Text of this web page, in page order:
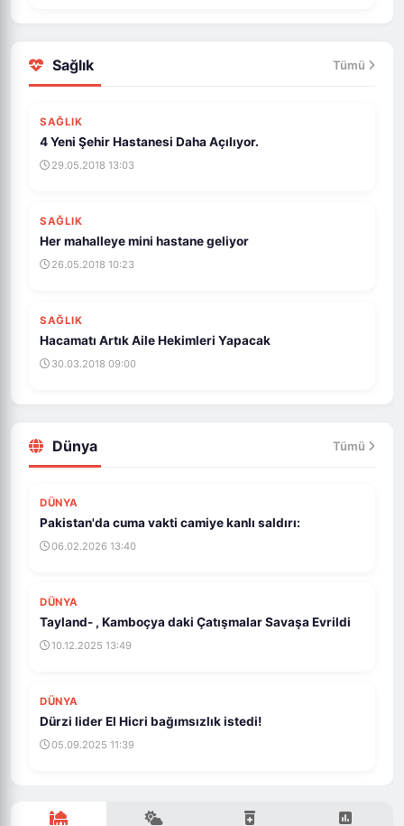
Sağlık Tümü
SAĞLIK
4 Yeni Şehir Hastanesi Daha Açılıyor.
29.05.2018 13:03
SAĞLIK
Her mahalleye mini hastane geliyor
26.05.2018 10:23
SAĞLIK
Hacamatı Artık Aile Hekimleri Yapacak
30.03.2018 09:00
Dünya Tümü
DÜNYA
Pakistan'da cuma vakti camiye kanlı saldırı:
06.02.2026 13:40
DÜNYA
Tayland- , Kamboçya daki Çatışmalar Savaşa Evrildi
10.12.2025 13:49
DÜNYA
Dürzi lider El Hicri bağımsızlık istedi!
05.09.2025 11:39